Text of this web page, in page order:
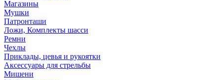
Магазины
Мушки
Патронташи
Ложи, Комплекты шасси
Ремни
Чехлы
Приклады, цевья и рукоятки
Аксессуары для стрельбы
Мишени